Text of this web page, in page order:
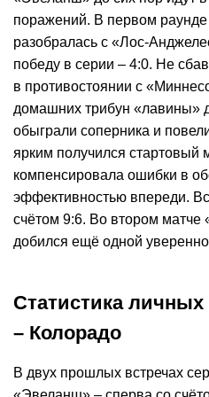
поражений. В первом
разобралась с «Лос-
победу в серии – 4:0. Не
в противостоянии с
домашних трибун «лавины»
обыграли соперника и
ярким получился стартовый
компенсировала ошибки в
эффективностью впереди.
счётом 9:6. Во втором матче
добился ещё одной
Статистика
– Колорадо
В двух прошлых встречах